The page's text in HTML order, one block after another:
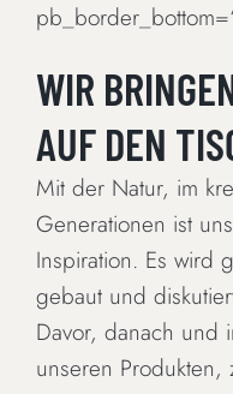
WIR
AUF DEN
Mit der Natur, im
Generationen ist
Inspiration. Es wird
gebaut und
Davor, danach und
unseren